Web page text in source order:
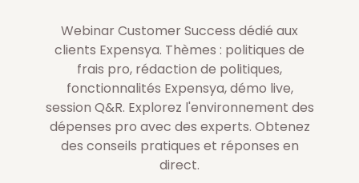
Webinar Customer Success dédié aux
clients Expensya. Thèmes : politiques de
frais pro, rédaction de politiques,
fonctionnalités Expensya, démo live,
session Q&R. Explorez l'environnement des
dépenses pro avec des experts. Obtenez
des conseils pratiques et réponses en
direct.